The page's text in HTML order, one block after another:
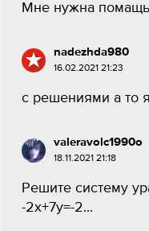
Мне нужна
nadezhda980
16.02.2021 21:23
с решениями а то
valeravolc1990o
18.11.2021 21:18
Решите систему
-2x+7y=-2...